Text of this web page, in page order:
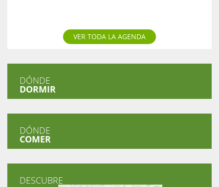
VER TODA LA AGENDA
DÓNDE
DORMIR
DÓNDE
COMER
DESCUBRE